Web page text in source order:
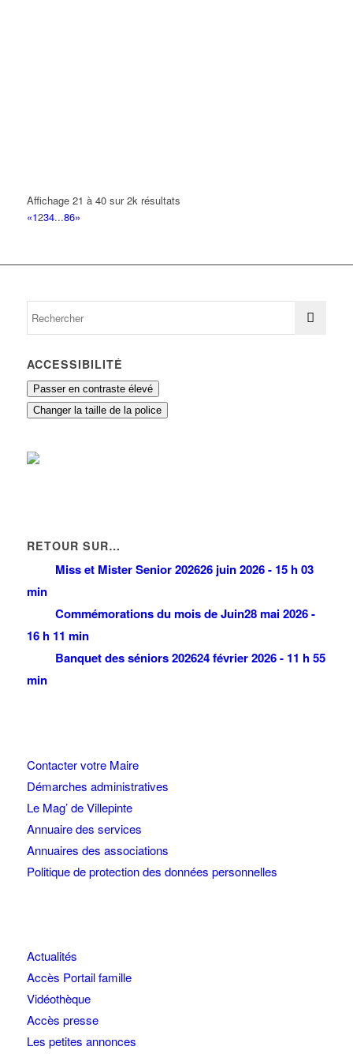
Affichage 21 à 40 sur 2k résultats
«1234...86»
ACCESSIBILITÉ
Passer en contraste élevé
Changer la taille de la police
RETOUR SUR…
Miss et Mister Senior 202626 juin 2026 - 15 h 03
min
Commémorations du mois de Juin28 mai 2026 -
16 h 11 min
Banquet des séniors 202624 février 2026 - 11 h 55
min
Contacter votre Maire
Démarches administratives
Le Mag’ de Villepinte
Annuaire des services
Annuaires des associations
Politique de protection des données personnelles
Actualités
Accès Portail famille
Vidéothèque
Accès presse
Les petites annonces